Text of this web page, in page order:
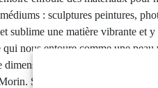
: sculptures peintures,
sublime une matière vibrante et
nous entoure comme une
“autre” et nous relie à
Son geste met en jeu de